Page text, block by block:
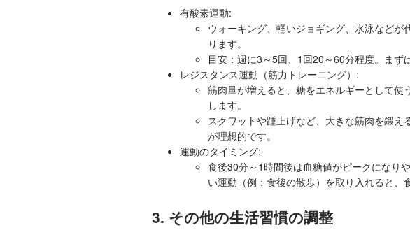
有酸素運動:
ウォーキング、軽いジョギング、水泳など
ります。
目安：週に3～5回、1回20～60分程度。まず
レジスタンス運動（筋力トレーニング）:
筋肉量が増えると、糖をエネルギーとして
します。
スクワットや踵上げなど、大きな筋肉を鍛
が理想的です。
運動のタイミング:
食後30分～1時間後は血糖値がピークになり
い運動（例：食後の散歩）を取り入れると、
3. その他の生活習慣の調整